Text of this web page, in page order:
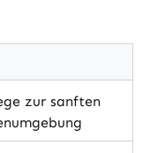
zur sanften